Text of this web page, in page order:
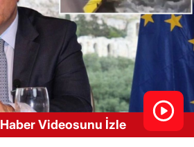
Haber Videosunu İzle